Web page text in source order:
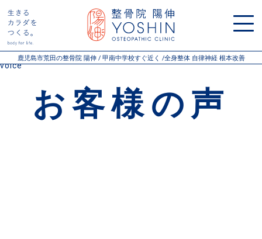
鹿児島市荒田の整骨院 陽伸 / 甲南中学校すぐ近く /全身整体 自律神経 根本改善
Warning : Undefined variable $post_types in
/home/xs106471/yoshin-seikotsu.com/public_html/wp-
content/themes/youshin/pageheader.phpon line15
voice
お客様の声